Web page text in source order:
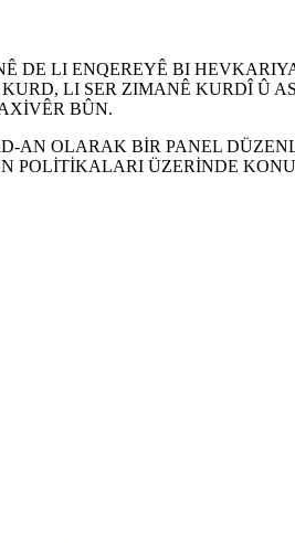
DE LI ENQEREYÊ BI
LI SER ZIMANÊ KURDÎ Û
BÛN.
AN OLARAK BİR PANEL
ÜZERİNDE